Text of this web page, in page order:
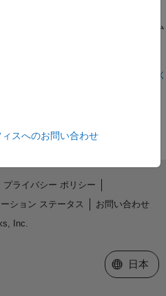
ルの Stateflow® チャートにカスタム
示します。カスタム コードと
タと関数を共有することにより、
トでのカスタムの C または C++ コ
い。
モデルを開く
スへのお問い合わせ
プライバシー ポリシー
ション ステータス
お問い合わせ
Inc.
Web サイ
日本